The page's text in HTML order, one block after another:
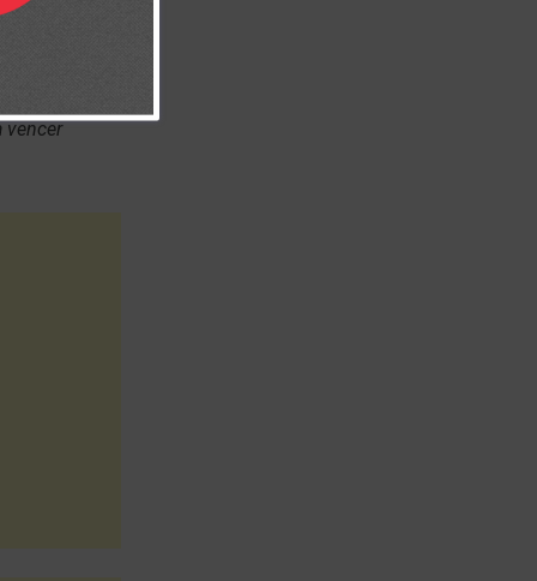
tranquilidad
vencer